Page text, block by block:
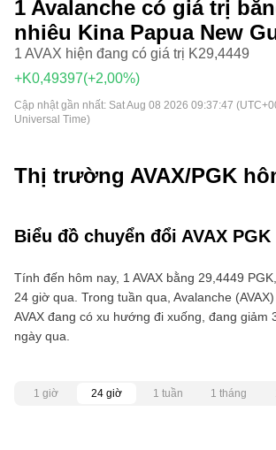
1 Avalanche có giá trị
nhiêu Kina Papua New
1 AVAX hiện đang có giá trị K29,4449
+K0,49397(+2,00%)
Cập nhật gần nhất: Sat Aug 08 2026 09:37:47
Universal Time)
Thị trường AVAX/PGK
Biểu đồ chuyển đổi AVAX PGK
Tính đến hôm nay, 1 AVAX bằng 29,4449
24 giờ qua. Trong tuần qua, Avalanche
AVAX đang có xu hướng đi xuống, đang giảm
ngày qua.
1 giờ 24 giờ 1 tuần 1 tháng